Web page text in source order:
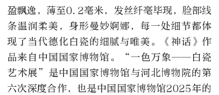
盈飘逸，薄至0.2毫米，发丝纤毫毕现，脸部线
条温润柔美，身形曼妙婀娜，每一处细节都体
现了当代德化白瓷的细腻与唯美。《神话》作
品来自中国国家博物馆。“一色万象——白瓷
艺术展”是中国国家博物馆与河北博物院的第
六次深度合作，也是中国国家博物馆2025年的